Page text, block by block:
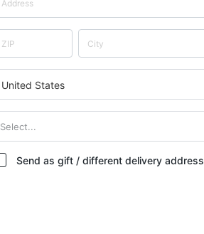
United States
Select...
Send as gift / different delivery address